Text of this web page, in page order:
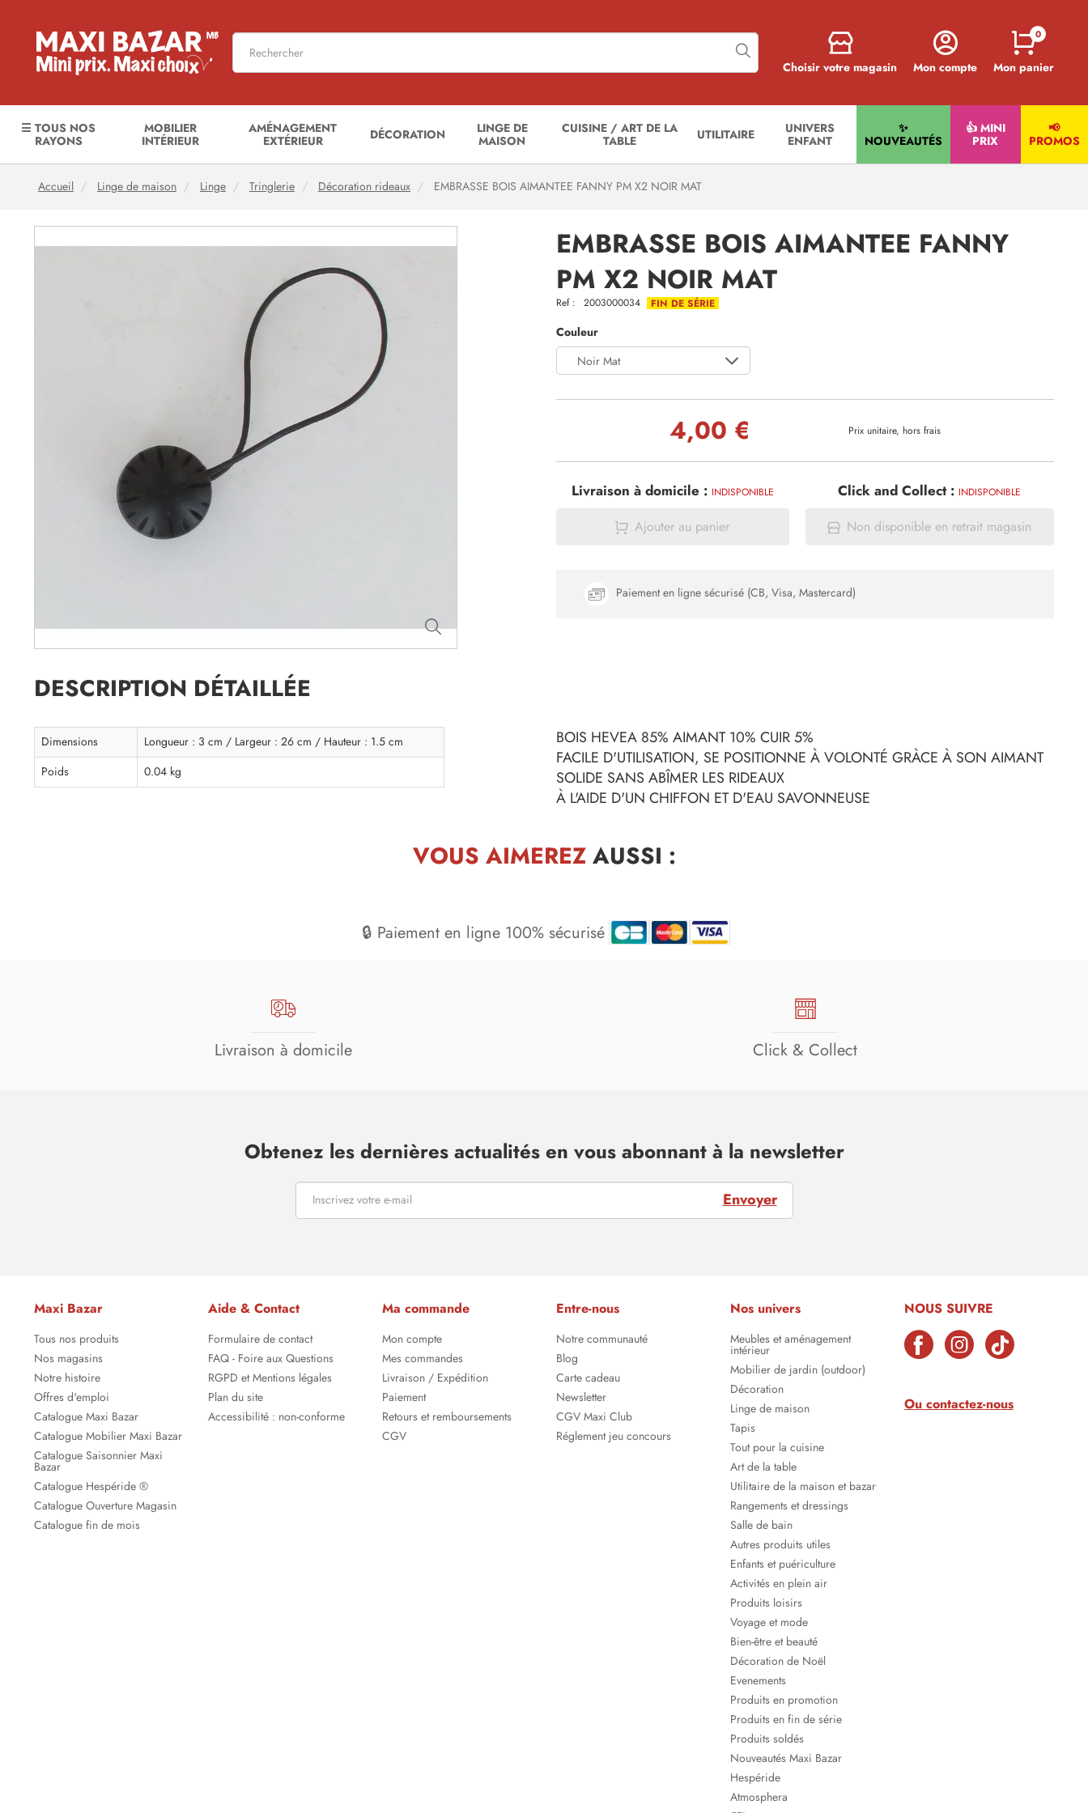
Choisir votre magasin Mon compte Mon panier
0
☰ TOUS NOS
RAYONS
MOBILIER
INTÉRIEUR
AMÉNAGEMENT
EXTÉRIEUR
DÉCORATION
LINGE DE
MAISON
CUISINE / ART DE LA
TABLE
UTILITAIRE
UNIVERS
ENFANT
✨
NOUVEAUTÉS
👍 MINI
PRIX
📢
PROMOS
Accueil Linge de maison Linge Tringlerie Décoration rideaux EMBRASSE BOIS AIMANTEE FANNY PM X2 NOIR MAT
EMBRASSE BOIS AIMANTEE FANNY
PM X2 NOIR MAT
Ref : 2003000034 FIN DE SÉRIE
Couleur
Noir Mat
4,00 € Prix unitaire, hors frais
Livraison à domicile : INDISPONIBLE
Ajouter au panier
Click and Collect : INDISPONIBLE
Non disponible en retrait magasin
Paiement en ligne sécurisé (CB, Visa, Mastercard)
DESCRIPTION DÉTAILLÉE
Dimensions
Longueur : 3 cm / Largeur : 26 cm / Hauteur : 1.5 cm
Poids
0.04 kg
BOIS HEVEA 85% AIMANT 10% CUIR 5%
FACILE D'UTILISATION, SE POSITIONNE À VOLONTÉ GRÀCE À SON AIMANT
SOLIDE SANS ABÎMER LES RIDEAUX
À L'AIDE D'UN CHIFFON ET D'EAU SAVONNEUSE
VOUS AIMEREZAUSSI :
🔒 Paiement en ligne 100% sécurisé
Livraison à domicile Click & Collect
Obtenez les dernières actualités en vous abonnant à la newsletter
Envoyer
Maxi Bazar
Tous nos produits
Nos magasins
Notre histoire
Offres d'emploi
Catalogue Maxi Bazar
Catalogue Mobilier Maxi Bazar
Catalogue Saisonnier Maxi
Bazar
Catalogue Hespéride ®
Catalogue Ouverture Magasin
Catalogue fin de mois
Aide & Contact
Formulaire de contact
FAQ - Foire aux Questions
RGPD et Mentions légales
Plan du site
Accessibilité : non-conforme
Ma commande
Mon compte
Mes commandes
Livraison / Expédition
Paiement
Retours et remboursements
CGV
Entre-nous
Notre communauté
Blog
Carte cadeau
Newsletter
CGV Maxi Club
Réglement jeu concours
Nos univers
Meubles et aménagement
intérieur
Mobilier de jardin (outdoor)
Décoration
Linge de maison
Tapis
Tout pour la cuisine
Art de la table
Utilitaire de la maison et bazar
Rangements et dressings
Salle de bain
Autres produits utiles
Enfants et puériculture
Activités en plein air
Produits loisirs
Voyage et mode
Bien-être et beauté
Décoration de Noël
Evenements
Produits en promotion
Produits en fin de série
Produits soldés
Nouveautés Maxi Bazar
Hespéride
Atmosphera
NOUS SUIVRE
Ou contactez-nous